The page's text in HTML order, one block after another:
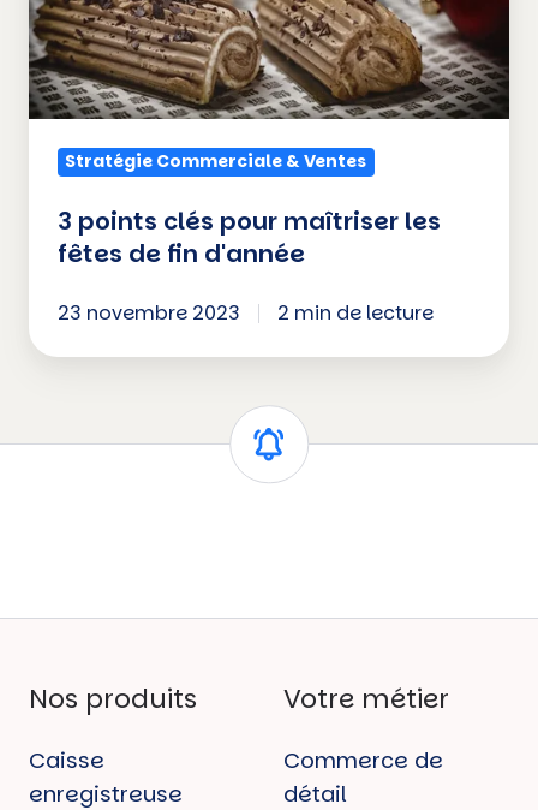
fêtes
de
fin
d'année
Stratégie Commerciale & Ventes
3 points clés pour maîtriser les
fêtes de fin d'année
23 novembre 2023 2 min de lecture
Nos produits
Caisse
enregistreuse
Votre métier
Commerce de
détail